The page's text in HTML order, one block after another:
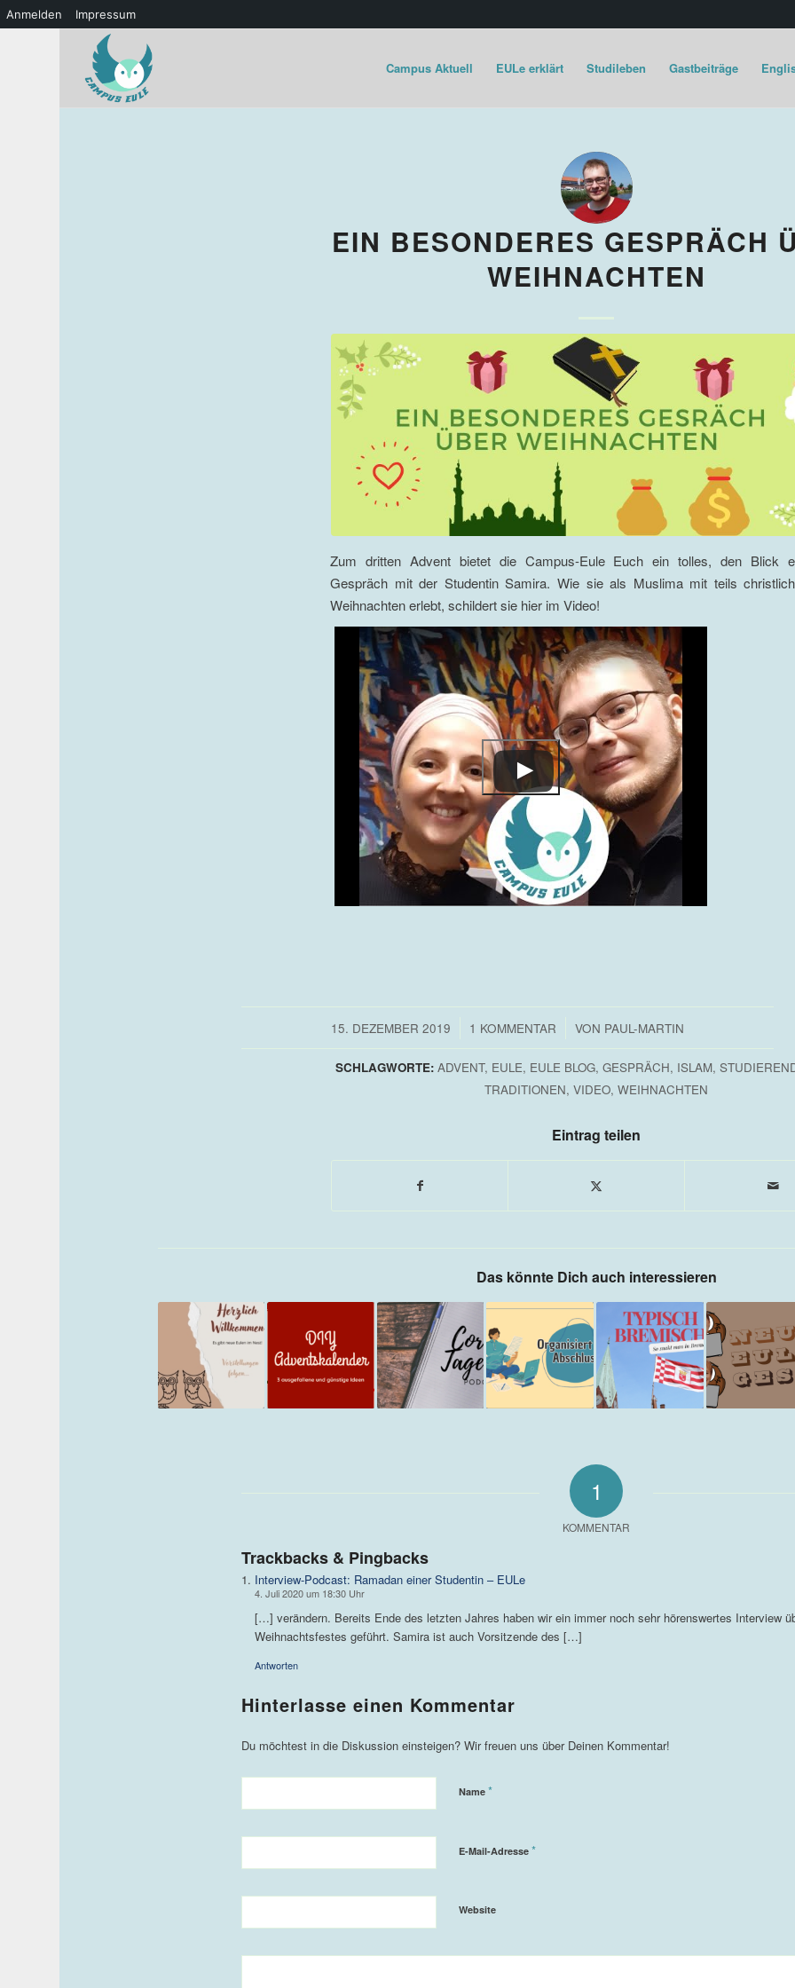
Anmelden Impressum
Campus Aktuell EULe erklärt Studileben Gastbeiträge
EIN BESONDERES GESPRÄCH
WEIHNACHTEN
Zum dritten Advent bietet die Campus-Eule Euch ein tolles, den Blick
Gespräch mit der Studentin Samira. Wie sie als Muslima mit teils
Weihnachten erlebt, schildert sie hier im Video!
15. DEZEMBER 2019
/ 1 KOMMENTAR
/ VON PAUL-MARTIN
SCHLAGWORTE: ADVENT, EULE, EULE BLOG, GESPRÄCH, ISLAM,
TRADITIONEN, VIDEO, WEIHNACHTEN
Eintrag teilen
Das könnte Dich auch interessieren
1
KOMMENTAR
Trackbacks & Pingbacks
Interview-Podcast: Ramadan einer Studentin – EULe
4. Juli 2020 um 18:30 Uhr
[…] verändern. Bereits Ende des letzten Jahres haben wir ein immer noch sehr hörenswertes Interview
Weihnachtsfestes geführt. Samira ist auch Vorsitzende des […]
Antworten
Name *
E-Mail-Adresse *
Website